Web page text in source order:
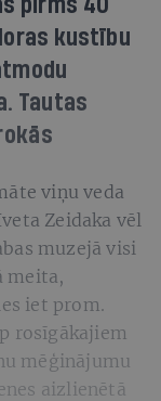
kustību
Tautas
viņu veda
Zeidaka vēl
muzejā visi
meita,
iet prom.
rosīgākajiem
mēģinājumu
aizlienētā